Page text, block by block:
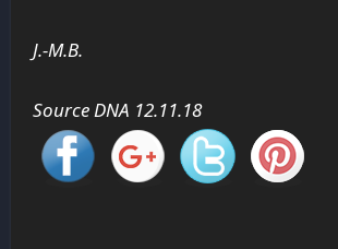
J.-M.B.
Source DNA 12.11.18